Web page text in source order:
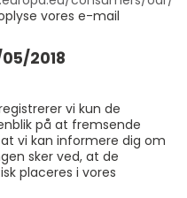
vores e-mail
2018
vi kun de
på at fremsende
vi kan informere dig om
sker ved, at de
placeres i vores